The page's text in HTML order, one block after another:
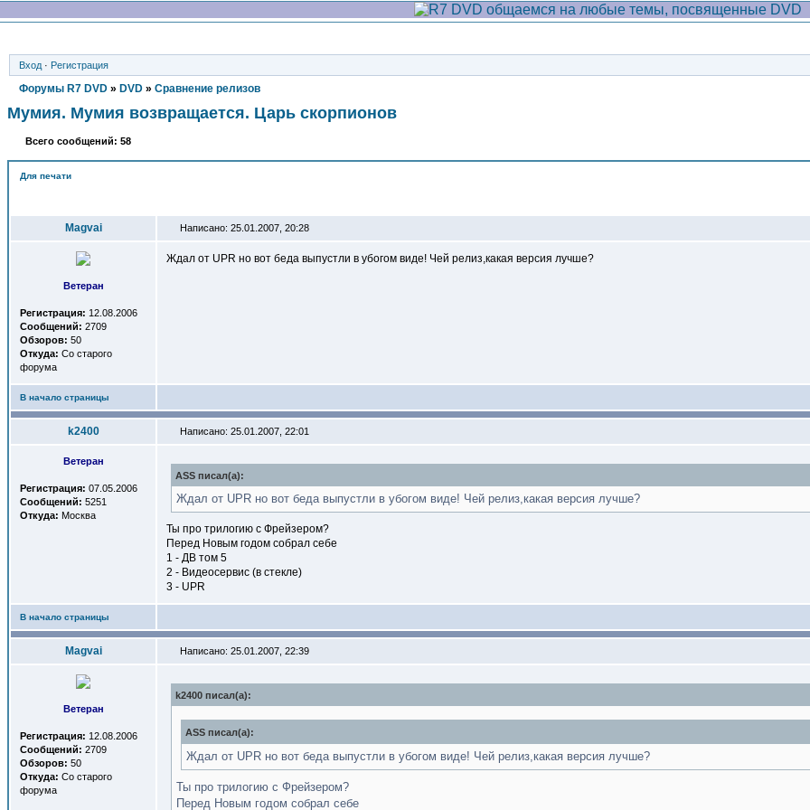
Вход · Регистрация
Форумы R7 DVD » DVD » Сравнение релизов
Мумия. Мумия возвращается. Царь скорпионов
Всего сообщений: 58
Для печати
Magvai Написано: 25.01.2007, 20:28
Ветеран
Регистрация: 12.08.2006
Сообщений: 2709
Обзоров: 50
Откуда: Со старого
форума
Ждал от UPR но вот беда выпустли в убогом виде! Чей релиз,какая версия лучше?
В начало страницы
k2400 Написано: 25.01.2007, 22:01
Ветеран
Регистрация: 07.05.2006
Сообщений: 5251
Откуда: Москва
ASS писал(a):
Ждал от UPR но вот беда выпустли в убогом виде! Чей релиз,какая версия лучше?
Ты про трилогию с Фрейзером?
Перед Новым годом собрал себе
1 - ДВ том 5
2 - Видеосервис (в стекле)
3 - UPR
В начало страницы
Magvai Написано: 25.01.2007, 22:39
Ветеран
Регистрация: 12.08.2006
Сообщений: 2709
Обзоров: 50
Откуда: Со старого
форума
k2400 писал(a):
ASS писал(a):
Ждал от UPR но вот беда выпустли в убогом виде! Чей релиз,какая версия лучше?
Ты про трилогию с Фрейзером?
Перед Новым годом собрал себе